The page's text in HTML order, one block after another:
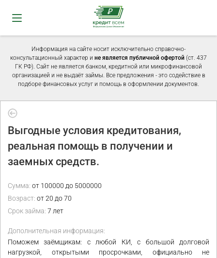
Информация на сайте носит исключительно справочно-
консультационный характер и не является публичной офертой (ст. 437
ГК РФ). Сайт не является банком, кредитной или микрофинансовой
организацией и не выдаёт займы. Все предложения - это содействие в
подборе финансовых услуг и помощь в оформлении документов.
Выгодные условия кредитования,
реальная помощь в получении и
заемных средств.
Сумма: от 100000 до 5000000
Возраст: от 20 до 70
Срок займа: 7 лет
Дополнительная информация:
Поможем заёмщикам: с любой КИ, с большой долговой
нагрузкой, открытыми просрочками, официально не